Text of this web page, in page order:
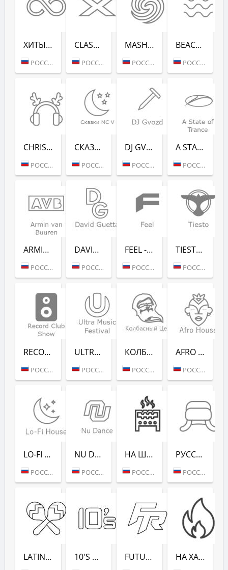
ХИТЫ ВСЕХ ВРЕ­МЕН (RADIO RECORD)
РОССИЯ (МОСКВА)
CLASSIX (RADIO RECORD)
РОССИЯ (МОСКВА)
MASHUP (РАДИО РЕКОРД)
РОССИЯ (МОСКВА)
BEACH PARTY (РАДИО РЕКОРД)
РОССИЯ (САНКТ-ПЕТЕРБУРГ)
CHRISTMAS CHILL (РАДИО РЕКОРД)
РОССИЯ (МОСКВА)
СКАЗ­КИ MC V (РАДИО РЕКОРД)
РОССИЯ (МОСКВА)
DJ GVOZD - RADIO RECORD
РОССИЯ (МОСКВА)
A STATE OF TRANCE - RADIO RECORD
РОССИЯ (МОСКВА)
ARMIN VAN BUUREN - RADIO RECORD
РОССИЯ (МОСКВА)
DAVID GUETTA - RADIO RECORD
РОССИЯ (МОСКВА)
FEEL - RADIO RECORD
РОССИЯ (МОСКВА)
TIESTO - RADIO RECORD
РОССИЯ (МОСКВА)
RECORD CLUB SHOW - RADIO RECORD
РОССИЯ (МОСКВА)
ULTRA MUSIC FESTIVAL - РАДИО РЕКОРД
РОССИЯ (МОСКВА)
КОЛБАСНЫЙ ЦЕХ (РАДИО РЕКОРД)
РОССИЯ (МОСКВА)
AFRO HOUSE (РАДИО РЕКОРД)
РОССИЯ (МОСКВА)
LO-FI HOUSE (РАДИО РЕКОРД)
РОССИЯ (МОСКВА)
NU DANCE (РАДИО РЕКОРД)
РОССИЯ (МОСКВА)
НА ШАШЛЫКИ (РАДИО РЕКОРД)
РОССИЯ (САНКТ-ПЕТЕРБУРГ)
РУССКАЯ ЗИМА (РАДИО РЕКОРД)
РОССИЯ (МОСКВА)
LATINA DANCE (РАДИО РЕКОРД) 10'S DANCE (РАДИО РЕКОРД) FUTURE RAVE (РАДИО РЕКОРД) НА ХАЙПЕ (РАДИО РЕКОРД)